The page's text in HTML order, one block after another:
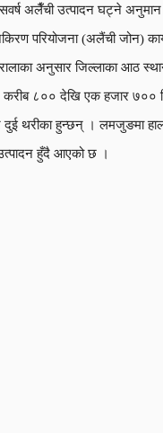
अलैँची उत्पादन घट्ने
परियोजना (अलैंची जोन)
अनुसार जिल्लाका आठ
८०० देखि एक हजार ७००
दुई थरीका हुन्छन् । लमजुङमा
हुँदै आएको छ ।